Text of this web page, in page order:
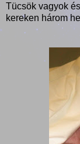
Tücsök vagyok
kereken három